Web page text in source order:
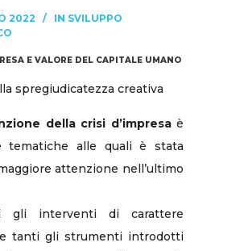
2022 IN SVILUPPO
E VALORE DEL CAPITALE UMANO
spregiudicatezza creativa
della crisi d’impresaè
tematiche alle quali è stata
attenzione nell’ultimo
gli interventi di carattere
tanti gli strumenti introdotti